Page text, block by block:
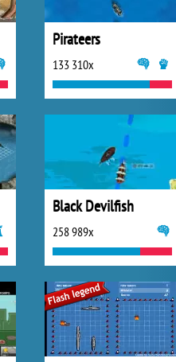
Pirateers
133 310x
Black Devilfish
258 989x